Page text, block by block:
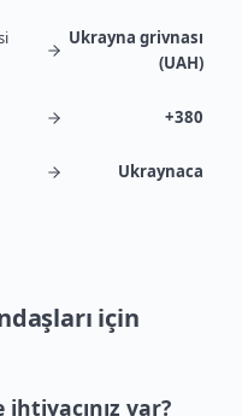
Ukrayna grivnası
(UAH)
+380
Ukraynaca
için
var?